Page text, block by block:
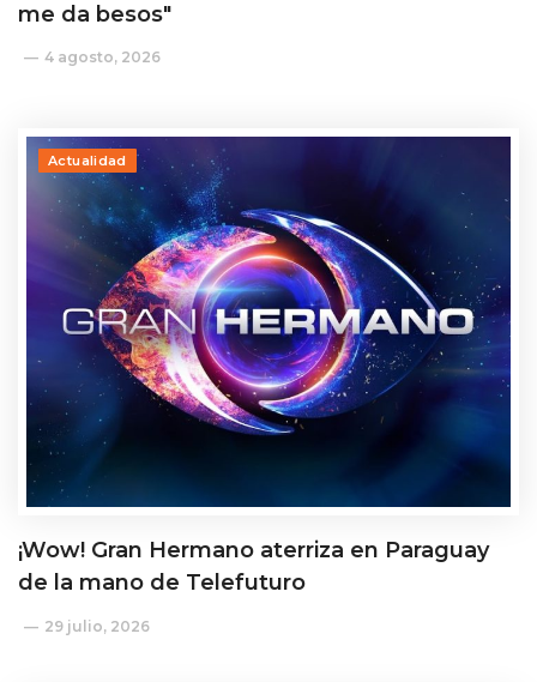
me da besos"
4 agosto, 2026
Actualidad
¡Wow! Gran Hermano aterriza en Paraguay
de la mano de Telefuturo
29 julio, 2026